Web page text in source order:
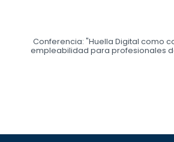
Conferencia: "Huella Digital como
empleabilidad para profesionales